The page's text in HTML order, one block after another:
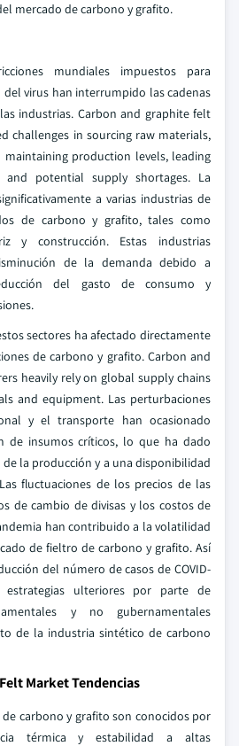
mercado de carbono y grafito.
mundiales impuestos para
virus han interrumpido las cadenas
industrias. Carbon and graphite felt
challenges in sourcing raw materials,
production levels, leading
potential supply shortages. La
a varias industrias de
de carbono y grafito, tales como
y construcción. Estas industrias
de la demanda debido a
del gasto de consumo y
sectores ha afectado directamente
de carbono y grafito. Carbon and
heavily rely on global supply chains
and equipment. Las perturbaciones
y el transporte han ocasionado
de insumos críticos, lo que ha dado
de la producción y a una disponibilidad
fluctuaciones de los precios de las
de cambio de divisas y los costos de
han contribuido a la volatilidad
de fieltro de carbono y grafito. Así
del número de casos de COVID-
ulteriores por parte de
y no gubernamentales
de la industria sintético de carbono
Market Tendencias
carbono y grafito son conocidos por
térmica y estabilidad a altas